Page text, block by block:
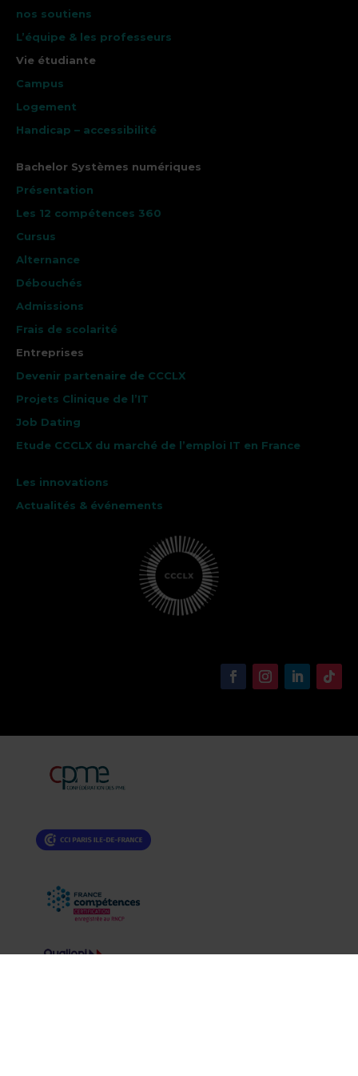
nos soutiens
L’équipe & les professeurs
Vie étudiante
Campus
Logement
Handicap – accessibilité
Bachelor Systèmes numériques
Présentation
Les 12 compétences 360
Cursus
Alternance
Débouchés
Admissions
Frais de scolarité
Entreprises
Devenir partenaire de CCCLX
Projets Clinique de l’IT
Job Dating
Etude CCCLX du marché de l’emploi IT en France
Les innovations
Actualités & événements